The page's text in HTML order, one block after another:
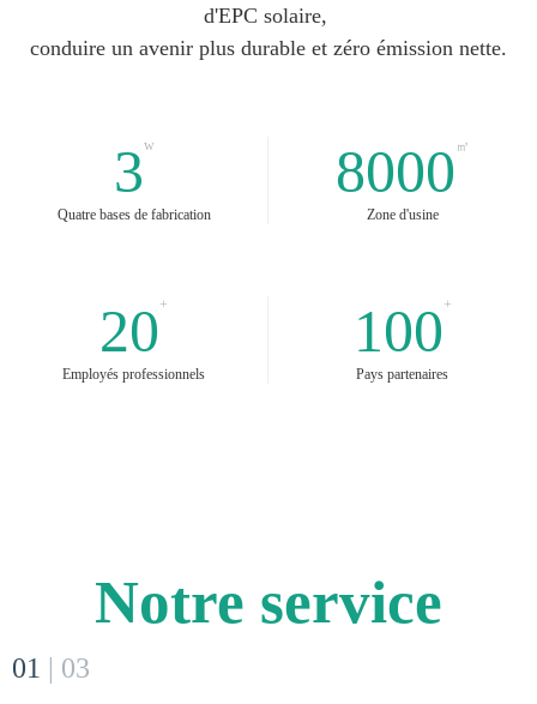
d'EPC solaire,
conduire un avenir plus durable et zéro émission nette.
3w
Quatre bases de fabrication
8000 ㎡
Zone d'usine
20 +
Employés professionnels​​​​​​​
100 +
Pays partenaires
Notre service
01 | 03